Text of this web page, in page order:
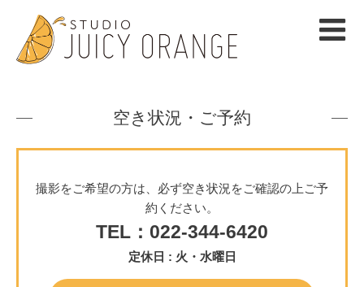
空き状況・ご予約
撮影をご希望の方は、必ず空き状況をご確認の上ご予
約ください。
TEL：022-344-6420
定休日 : 火・水曜日